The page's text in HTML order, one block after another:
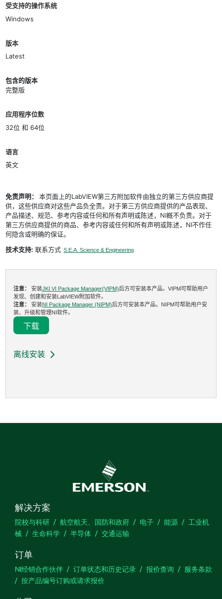
受支持的操作系统
Windows
版本
Latest
包含的版本
完整版
应用程序位数
32位 和 64位
语言
英文
免责声明：本页面上的LabVIEW第三方附加软件由独立的第三方供应商提
供，这些供应商对这些产品负全责。对于第三方供应商提供的产品表现、
产品描述、规范、参考内容或任何和所有声明或陈述，NI概不负责。对于
第三方供应商提供的商品、参考内容或任何和所有声明或陈述，NI不作任
何隐含或明确的保证。
技术支持: 联系方式 S.E.A. Science & Engineering
注意：安装JKI VI Package Manager(VIPM)后方可安装本产品。VIPM可帮助用户
发现、创建和安装LabVIEW附加软件。
注意：安装NI Package Manager (NIPM)后方可安装本产品。NIPM可帮助用户安
装、升级和管理NI软件。
下载
离线安装
解决方案
院校与科研 航空航天、国防和政府 电子 能源
工业机
械
生命科学 半导体 交通运输
订单
NI经销合作伙伴 订单状态和历史记录 报价查询
服务条款
按产品编号订购或请求报价